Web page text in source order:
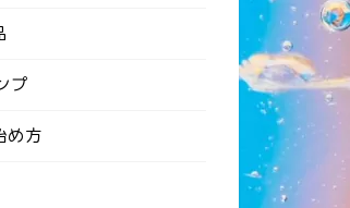
プ
め方